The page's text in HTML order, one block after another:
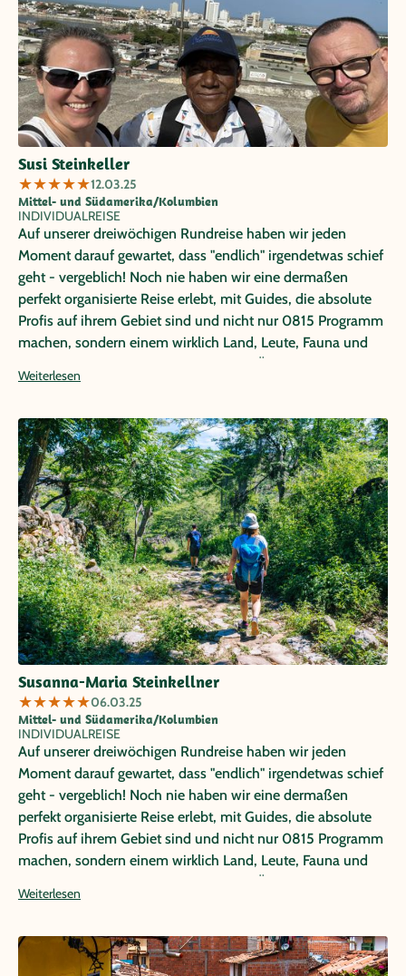
Silvana/Reiseguide Ecuador und an Andrea/Reiseagentur
Neptuno in Kolumbien. Beide Damen zeigten ein
überragendes Engagement und ermöglichten uns auch
„Sonderwünsche“ (u.a. Besuch lokaler Fußballspiele in
Ecuador und Kolumbien). Insgesamt ein unvergesslicher
Urlaub!
Susi Steinkeller
★★★★★12.03.25
Mittel- und Südamerika/Kolumbien
INDIVIDUALREISE
Auf unserer dreiwöchigen Rundreise haben wir jeden
Moment darauf gewartet, dass "endlich" irgendetwas schief
geht - vergeblich! Noch nie haben wir eine dermaßen
perfekt organisierte Reise erlebt, mit Guides, die absolute
Profis auf ihrem Gebiet sind und nicht nur 0815 Programm
machen, sondern einem wirklich Land, Leute, Fauna und
Flora sowie Geschichte näher bringen. Über die absoluten
Highlights der Reise teilen sich die Meinungen auf
bestens aufgehoben, betreut und sicher gefühlt. Die
ausgewählten Hotels haben unsere Erwartungen mehr als
erfüllt, die Transfers haben mehr als perfekt geklappt und
so konnten wir in drei Wochen zwar bei weitem nicht alles,
aber doch sehr viel von dem wunderbaren Land Kolumbien
erleben und erfahren. Für unsere nächste Reise - die wir mit
Sicherheit machen werden - werden wir uns jedenfalls
wieder vertrauensvoll an Papaya Tours wenden :)
Weiterlesen
Susanna-Maria Steinkellner
★★★★★06.03.25
Mittel- und Südamerika/Kolumbien
INDIVIDUALREISE
Auf unserer dreiwöchigen Rundreise haben wir jeden
Moment darauf gewartet, dass "endlich" irgendetwas schief
geht - vergeblich! Noch nie haben wir eine dermaßen
perfekt organisierte Reise erlebt, mit Guides, die absolute
Profis auf ihrem Gebiet sind und nicht nur 0815 Programm
machen, sondern einem wirklich Land, Leute, Fauna und
Flora sowie Geschichte näher bringen. Über die absoluten
Highlights der Reise teilen sich die Meinungen auf
bestens aufgehoben, betreut und sicher gefühlt. Die
ausgewählten Hotels haben unsere Erwartungen mehr als
Weiterlesen